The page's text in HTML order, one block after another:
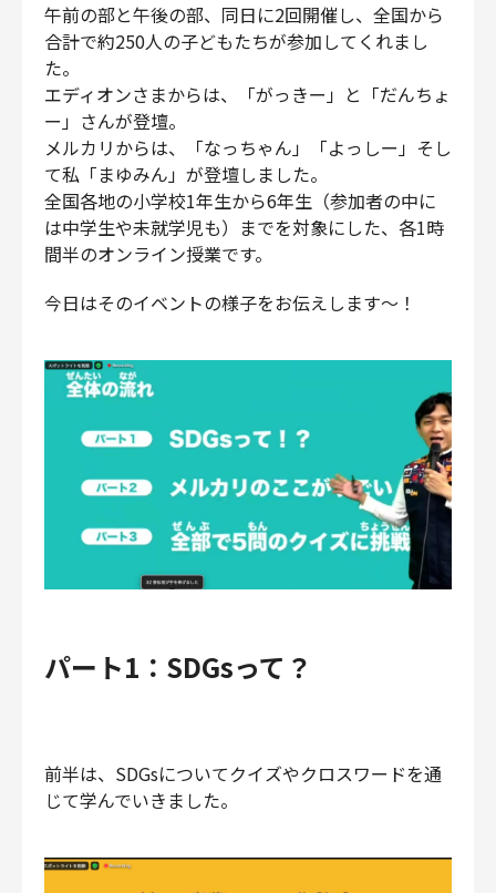
午前の部と午後の部、同日に2回開催し、全国から
合計で約250人の子どもたちが参加してくれまし
た。
エディオンさまからは、「がっきー」と「だんちょ
ー」さんが登壇。
メルカリからは、「なっちゃん」「よっしー」そし
て私「まゆみん」が登壇しました。
全国各地の小学校1年生から6年生（参加者の中に
は中学生や未就学児も）までを対象にした、各1時
間半のオンライン授業です。
今日はそのイベントの様子をお伝えします〜！
パート1：SDGsって？
前半は、SDGsについてクイズやクロスワードを通
じて学んでいきました。